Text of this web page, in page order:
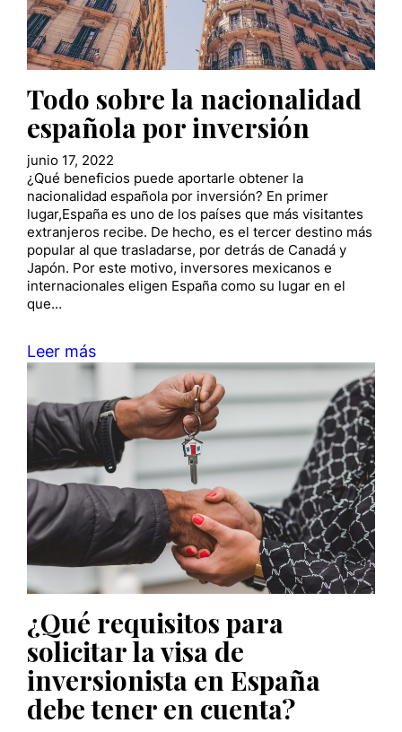
Todo sobre la nacionalidad
española por inversión
junio 17, 2022
¿Qué beneficios puede aportarle obtener la
nacionalidad española por inversión? En primer
lugar,España es uno de los países que más visitantes
extranjeros recibe. De hecho, es el tercer destino más
popular al que trasladarse, por detrás de Canadá y
Japón. Por este motivo, inversores mexicanos e
internacionales eligen España como su lugar en el
que…
Leer más
¿Qué requisitos para
solicitar la visa de
inversionista en España
debe tener en cuenta?